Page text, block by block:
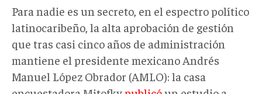
Para nadie es un secreto, en el espectro político
latinocaribeño, la alta aprobación de gestión
que tras casi cinco años de administración
mantiene el presidente mexicano Andrés
Manuel López Obrador (AMLO): la casa